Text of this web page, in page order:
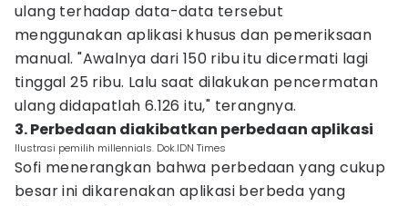
ulang terhadap data-data tersebut
menggunakan aplikasi khusus dan pemeriksaan
manual. "Awalnya dari 150 ribu itu dicermati lagi
tinggal 25 ribu. Lalu saat dilakukan pencermatan
ulang didapatlah 6.126 itu," terangnya.
3. Perbedaan diakibatkan perbedaan aplikasi
Ilustrasi pemilih millennials. Dok.IDN Times
Sofi menerangkan bahwa perbedaan yang cukup
besar ini dikarenakan aplikasi berbeda yang